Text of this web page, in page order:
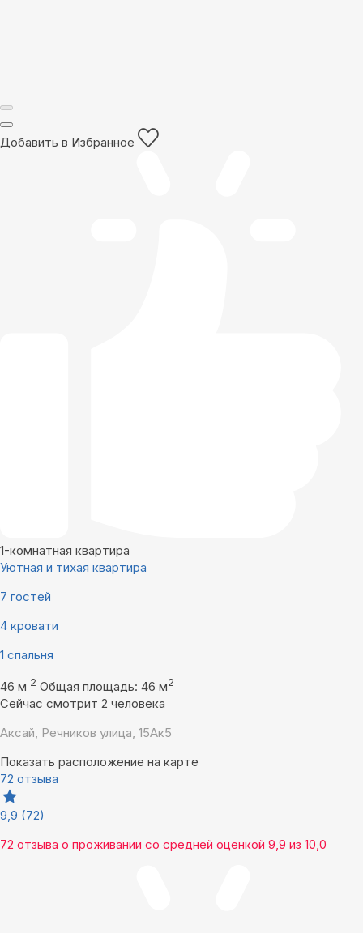
Добавить в Избранное
1-комнатная квартира
Уютная и тихая квартира
7 гостей
4 кровати
1 спальня
46 м 2 Общая площадь: 46 м2
Сейчас смотрит 2 человека
Аксай, Речников улица, 15Ак5
Показать расположение на карте
72 отзыва
9,9 (72)
72 отзыва о проживании со средней оценкой 9,9 из 10,0